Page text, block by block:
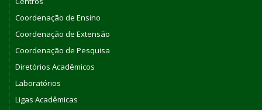
Coordenação de Ensino
Coordenação de Extensão
Coordenação de Pesquisa
Diretórios Acadêmicos
Laboratórios
Ligas Acadêmicas